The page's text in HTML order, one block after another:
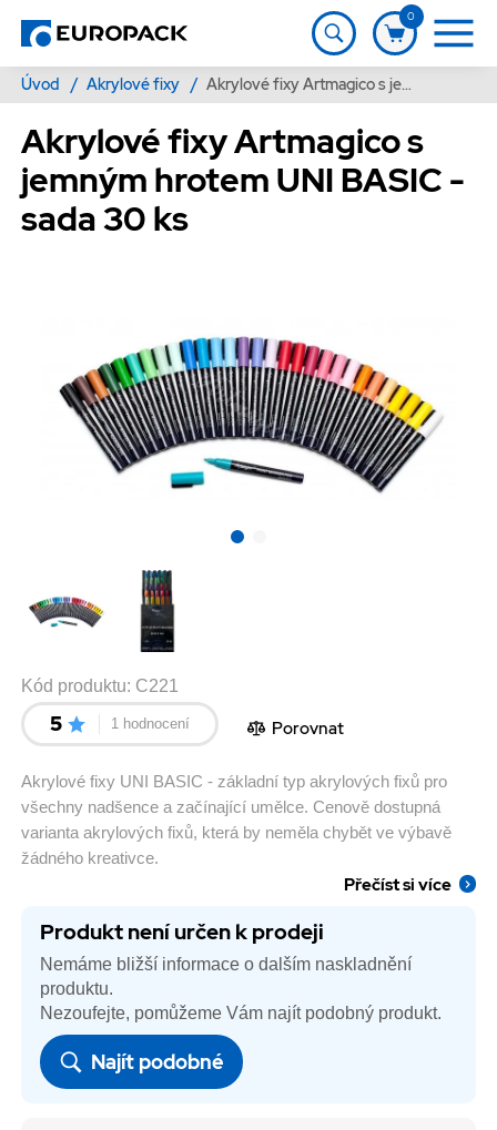
0
Úvod / Akrylové fixy / Akrylové fixy Artmagico s jemným hrotem UNI BASIC - sada 30 ks
Akrylové fixy Artmagico s
jemným hrotem UNI BASIC -
sada 30 ks
Kód produktu: C221
5 1 hodnocení Porovnat
Akrylové fixy UNI BASIC - základní typ akrylových fixů pro
všechny nadšence a začínající umělce. Cenově dostupná
varianta akrylových fixů, která by neměla chybět ve výbavě
žádného kreativce.
Přečíst si více
Produkt není určen k prodeji
Nemáme bližší informace o dalším naskladnění
produktu.
Nezoufejte, pomůžeme Vám najít podobný produkt.
Najít podobné